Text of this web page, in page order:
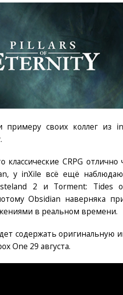
примеру своих коллег из
классические CRPG
у inXile всё ещё
2 и Torment: Tides
Obsidian наверняка
в реальном времени.
содержать оригинальную
One 29 августа.